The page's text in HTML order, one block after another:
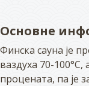
Основне
Финска сауна је
ваздуха 70-100°C,
процената, па је